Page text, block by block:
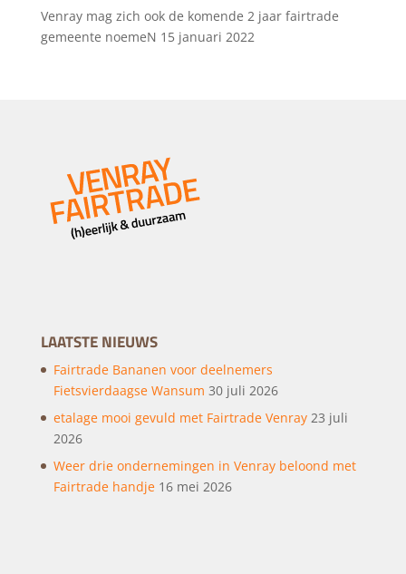
Venray mag zich ook de komende 2 jaar fairtrade
gemeente noemeN 15 januari 2022
LAATSTE NIEUWS
Fairtrade Bananen voor deelnemers
Fietsvierdaagse Wansum 30 juli 2026
etalage mooi gevuld met Fairtrade Venray 23 juli
2026
Weer drie ondernemingen in Venray beloond met
Fairtrade handje 16 mei 2026